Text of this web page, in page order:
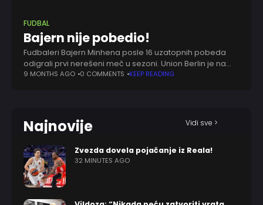
FUDBAL
Bajern nije pobedio!
Fudbaleri Bajern Minhena posle 16 uzatopnih pobeda
odigrali prvi nerešeni meč u sezoni. Union Berlin je na
svom terenu remizirao sa Bavarcima rezultatom 2:2.
9 MONTHS AGO 0 COMMENTS KEEP READING
Najnovije Vidi sve >
Zvezda dovela pojačanje iz Reala!
32 MINUTES AGO